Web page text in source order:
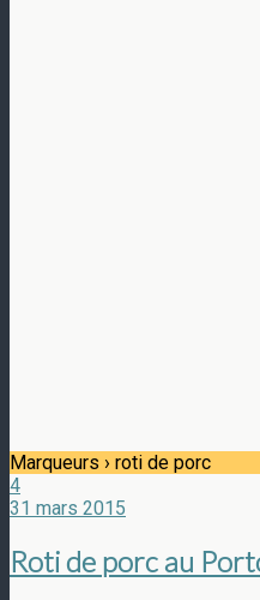
Marqueurs › roti de porc
4
31 mars 2015
Roti de porc au